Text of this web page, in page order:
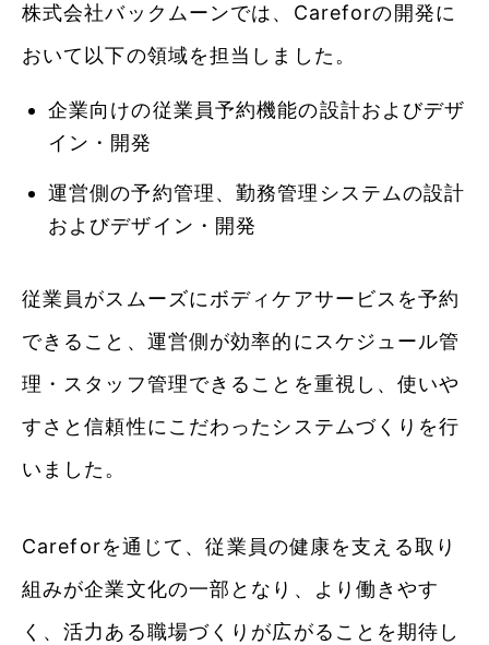
株式会社バックムーンでは、Careforの開発に
おいて以下の領域を担当しました。
企業向けの従業員予約機能の設計およびデザ
イン・開発
運営側の予約管理、勤務管理システムの設計
およびデザイン・開発
従業員がスムーズにボディケアサービスを予約
できること、運営側が効率的にスケジュール管
理・スタッフ管理できることを重視し、使いや
すさと信頼性にこだわったシステムづくりを行
いました。
Careforを通じて、従業員の健康を支える取り
組みが企業文化の一部となり、より働きやす
く、活力ある職場づくりが広がることを期待し